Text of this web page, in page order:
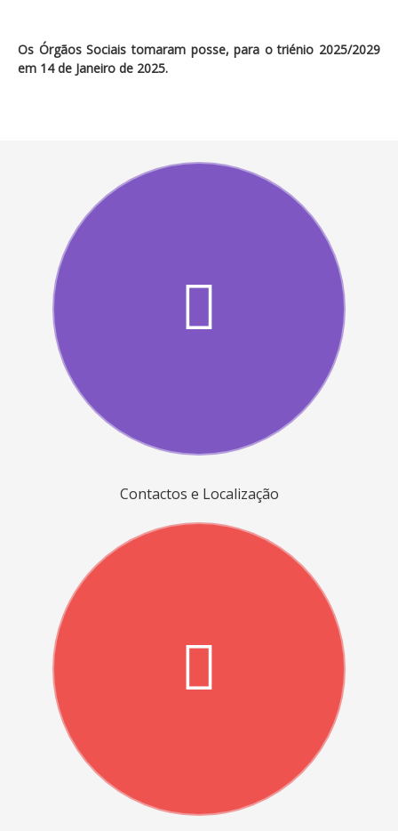
Os Órgãos Sociais tomaram posse, para o triénio 2025/2029
em 14 de Janeiro de 2025.
Contactos e Localização